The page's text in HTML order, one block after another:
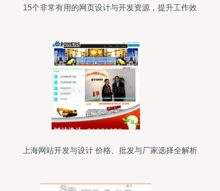
15个非常有用的网页设计与开发资源，提升工作效
上海网站开发与设计 价格、批发与厂家选择全解析